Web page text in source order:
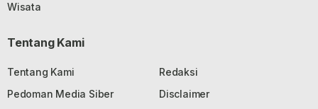
Wisata
Tentang Kami
Tentang Kami
Redaksi
Pedoman Media Siber
Disclaimer